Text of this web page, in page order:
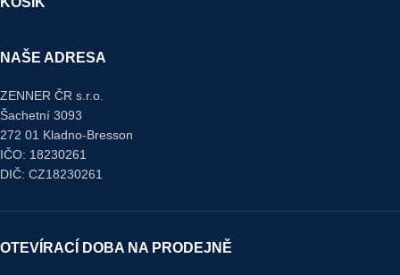
NAŠE ADRESA
ZENNER ČR s.r.o.
Šachetní 3093
272 01 Kladno-Bresson
IČO: 18230261
DIČ: CZ18230261
OTEVÍRACÍ DOBA NA PRODEJNĚ